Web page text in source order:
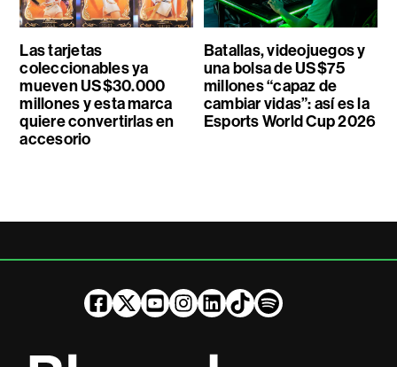
Las tarjetas
coleccionables ya
mueven US$30.000
millones y esta marca
quiere convertirlas en
accesorio
Batallas, videojuegos y
una bolsa de US$75
millones “capaz de
cambiar vidas”: así es la
Esports World Cup 2026